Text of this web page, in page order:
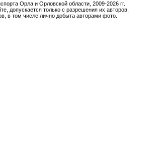
Орла и Орловской области, 2009-2026 гг.
допускается только с разрешения их авторов.
в том числе лично добыта авторами фото.